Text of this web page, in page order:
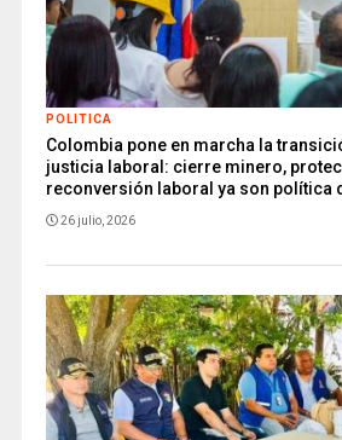
POLITICA
Colombia pone en marcha la
justicia laboral: cierre minero,
reconversión laboral ya son política
26 julio, 2026